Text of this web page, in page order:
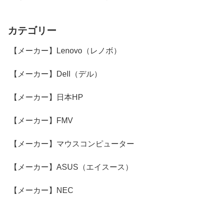
カテゴリー
【メーカー】Lenovo（レノボ）
【メーカー】Dell（デル）
【メーカー】日本HP
【メーカー】FMV
【メーカー】マウスコンピューター
【メーカー】ASUS（エイスース）
【メーカー】NEC